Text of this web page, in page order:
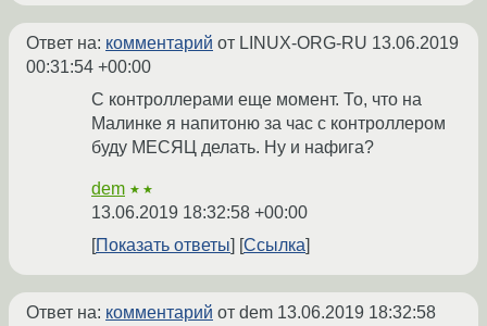
Ответ на: комментарий от LINUX-ORG-RU 13.06.2019
00:31:54 +00:00
С контроллерами еще момент. То, что на
Малинке я напитоню за час с контроллером
буду МЕСЯЦ делать. Ну и нафига?
dem ★★
13.06.2019 18:32:58 +00:00
Показать ответы
Ссылка
Ответ на: комментарий от dem 13.06.2019 18:32:58